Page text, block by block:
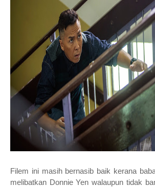
Filem ini masih bernasib baik kerana
melibatkan Donnie Yen walaupun tidak